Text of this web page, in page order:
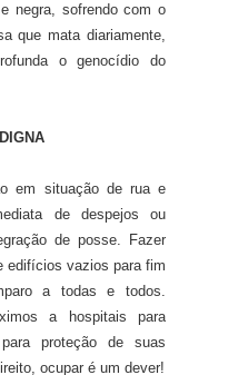
negra, sofrendo com o
que mata diariamente,
o genocídio do
em situação de rua e
de despejos ou
de posse. Fazer
edifícios vazios para fim
a todas e todos.
a hospitais para
proteção de suas
ocupar é um dever!